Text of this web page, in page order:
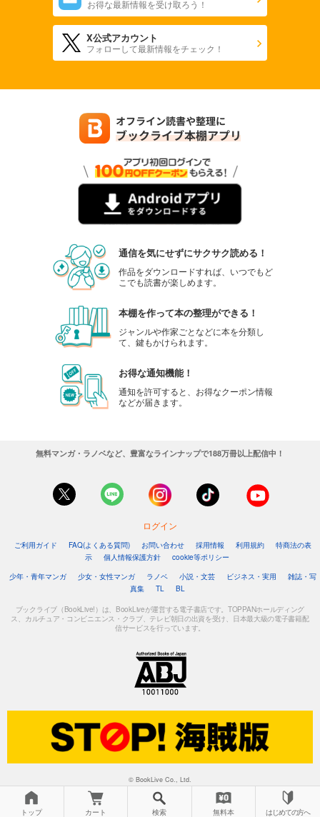
お得な最新情報を受け取ろう！
X公式アカウント
フォローして最新情報をチェック！
通信を気にせずにサクサク読める！
作品をダウンロードすれば、いつでもど
こでも読書が楽しめます。
本棚を作って本の整理ができる！
ジャンルや作家ごとなどに本を分類し
て、鍵もかけられます。
お得な通知機能！
通知を許可すると、お得なクーポン情報
などが届きます。
無料マンガ・ラノベなど、豊富なラインナップで188万冊以上配信中！
ログイン
ご利用ガイド FAQ(よくある質問) お問い合わせ 採用情報 利用規約
特商法の表
示
個人情報保護方針
cookie等ポリシー
少年・青年マンガ
少女・女性マンガ ラノベ 小説・文芸 ビジネス・実用
雑誌・写
真集
TL BL
ブックライブ（BookLive!）は、BookLiveが運営する電子書店です。TOPPANホールディング
ス、カルチュア・コンビニエンス・クラブ、テレビ朝日の出資を受け、日本最大級の電子書籍配
信サービスを行っています。
© BookLive Co., Ltd.
トップ カート 検索 無料本 はじめての方へ